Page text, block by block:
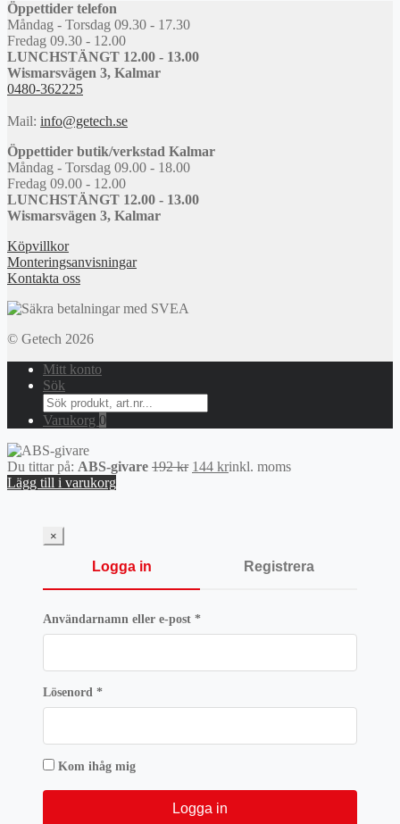
Öppettider telefon
Måndag - Torsdag 09.30 - 17.30
Fredag 09.30 - 12.00
LUNCHSTÄNGT 12.00 - 13.00
Wismarsvägen 3, Kalmar
0480-362225
Mail: info@getech.se
Öppettider butik/verkstad Kalmar
Måndag - Torsdag 09.00 - 18.00
Fredag 09.00 - 12.00
LUNCHSTÄNGT 12.00 - 13.00
Wismarsvägen 3, Kalmar
Köpvillkor
Monteringsanvisningar
Kontakta oss
© Getech 2026
Mitt konto
Sök
Search
for:
Varukorg 0
Du tittar på: ABS-givare 192kr Det
144 krDet
inkl. moms
Lägg till i varukorg
×
Logga in Registrera
Användarnamn eller e-post *Obligatoriskt
Lösenord *Obligatoriskt
Kom ihåg mig
Logga in